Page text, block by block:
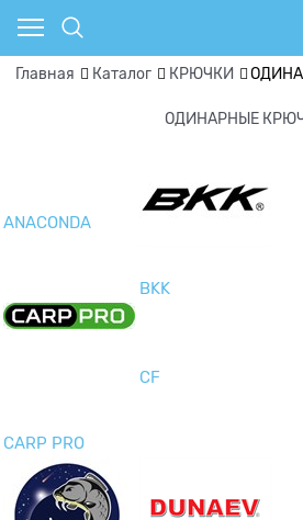
Главная Каталог КРЮЧКИ
ОДИНАРНЫЕ
ANACONDA
BKK
CARP PRO
CF